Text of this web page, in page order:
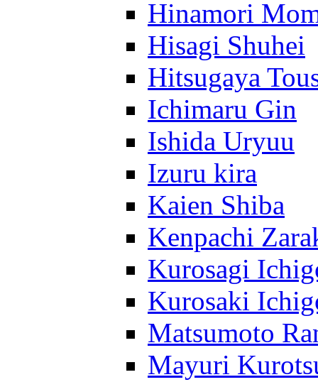
Hinamori
Hisagi Shuhei
Hitsugaya
Ichimaru Gin
Ishida Uryuu
Izuru kira
Kaien Shiba
Kenpachi
Kurosagi
Kurosaki
Matsumoto
Mayuri